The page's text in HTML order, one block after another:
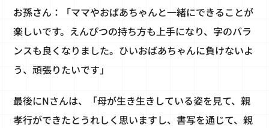
お孫さん：「ママやおばあちゃんと一緒にできることが
楽しいです。えんぴつの持ち方も上手になり、字のバラ
ンスも良くなりました。ひいおばあちゃんに負けないよ
う、頑張りたいです」
最後にNさんは、「母が生き生きしている姿を見て、親
孝行ができたとうれしく思いますし、書写を通じて、親